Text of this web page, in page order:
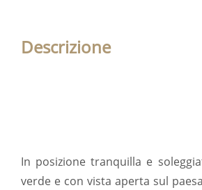
Descrizione
In posizione tranquilla e
verde e con vista aperta sul